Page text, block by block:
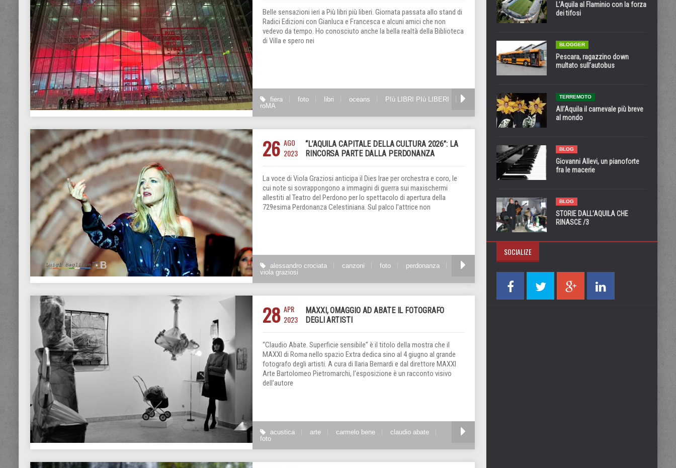
Belle sensazioni ieri a Più libri più liberi. Giornata passata allo stand di
Radici Edizioni con Gianluca e Francesca e alcuni amici che non
vedevo da tempo. Ho conosciuto anche la bella realtà della Biblioteca
di Villa e spero nei
fiera foto libri oceans
PIù LIBRI PIù LIBERI
roMA
26 AGO
2023
“L’AQUILA CAPITALE DELLA CULTURA 2026”: LA
RINCORSA PARTE DALLA PERDONANZA
La voce di Viola Graziosi anticipa il Dies Irae per orchestra e coro, le
cui note si sovrappongono a immagini di guerra sui maxischermi
allestiti al Teatro del Perdono per lo spettacolo di apertura della
729esima Perdonanza Celestiniana. Sul palco l’attrice non
alessandro crociata canzoni foto
perdonanza
viola graziosi
28 APR
2023
MAXXI, OMAGGIO AD ABATE IL FOTOGRAFO
DEGLI ARTISTI
“Claudio Abate. Superficie sensibile” è il titolo della mostra che il
MAXXI di Roma nello spazio Extra dedica sino al 4 giugno al grande
fotografo degli artisti. A cura di Ilaria Bernardi e dal direttore MAXXI
Arte Bartolomeo Pietromarchi, l’esposizione è un racconto visivo
dell’autore
acustica arte carmelo bene
claudio abate
foto
L’Aquila al Flaminio con la forza
dei tifosi
BLOGGER
Pescara, ragazzino down
multato sull’autobus
TERREMOTO
All’Aquila il carnevale più breve
al mondo
BLOG
Giovanni Allevi, un pianoforte
fra le macerie
BLOG
STORIE DALL’AQUILA CHE
RINASCE /3
SOCIALIZE